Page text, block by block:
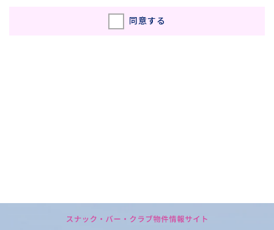
同意する